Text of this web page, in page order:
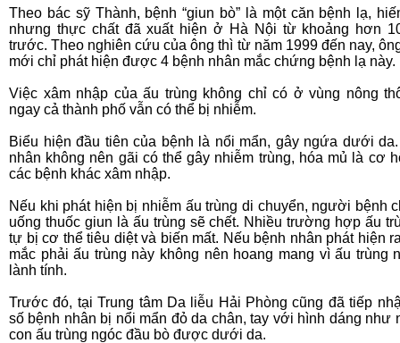
Theo bác sỹ Thành, bệnh “giun bò” là một căn bệnh lạ,
nhưng thực chất đã xuất hiện ở Hà Nội từ khoảng hơn
trước. Theo nghiên cứu của ông thì từ năm 1999 đến nay,
mới chỉ phát hiện được 4 bệnh nhân mắc chứng bệnh lạ này.
Việc xâm nhập của ấu trùng không chỉ có ở vùng nông
ngay cả thành phố vẫn có thể bị nhiễm.
Biểu hiện đầu tiên của bệnh là nổi mẩn, gây ngứa dưới
nhân không nên gãi có thể gây nhiễm trùng, hóa mủ là cơ
các bệnh khác xâm nhập.
Nếu khi phát hiện bị nhiễm ấu trùng di chuyển, người bệnh
uống thuốc giun là ấu trùng sẽ chết. Nhiều trường hợp ấu
tự bị cơ thể tiêu diệt và biến mất. Nếu bệnh nhân phát hiện
mắc phải ấu trùng này không nên hoang mang vì ấu trùng
lành tính.
Trước đó, tại Trung tâm Da liễu Hải Phòng cũng đã tiếp
số bệnh nhân bị nổi mẩn đỏ da chân, tay với hình dáng như
con ấu trùng ngóc đầu bò được dưới da.